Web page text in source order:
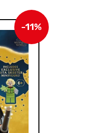
-11%